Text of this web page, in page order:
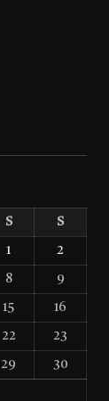
S S
1 2
8 9
15 16
22 23
29 30